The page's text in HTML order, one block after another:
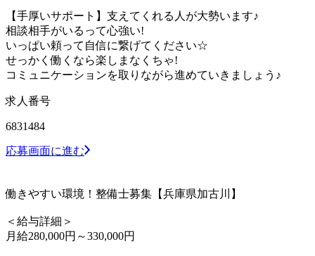
【手厚いサポート】支えてくれる人が大勢います♪
相談相手がいるって心強い!
いっぱい頼って自信に繋げてください☆
せっかく働くなら楽しまなくちゃ!
コミュニケーションを取りながら進めていきましょう♪
求人番号
6831484
応募画面に進む
働きやすい環境！整備士募集【兵庫県加古川】
＜給与詳細＞
月給280,000円～330,000円